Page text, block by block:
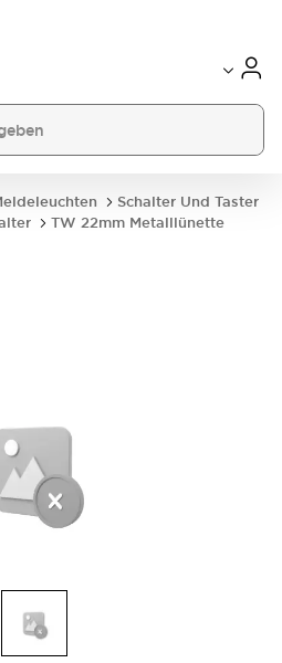
Schalter Und Taster
TW 22mm Metalllünette